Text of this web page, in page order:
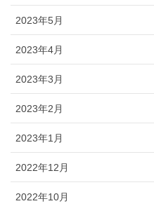
2023年5月
2023年4月
2023年3月
2023年2月
2023年1月
2022年12月
2022年10月